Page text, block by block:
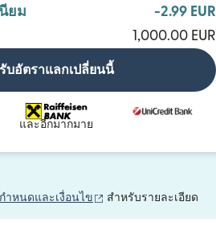
ยม
-2.99 EUR
1,000.00 EUR
รับอัตราแลกเปลี่ยนนี้
และอีกมากมาย
ำหนดและเงื่อนไข (เปิดในหน้าต่างใหม่)
สำหรับรายละเอียด